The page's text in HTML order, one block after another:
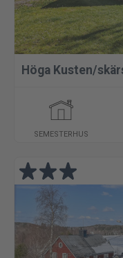
Höga Kusten/
SEMESTERHUS